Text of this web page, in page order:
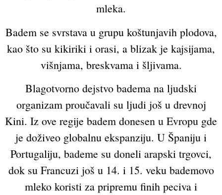
mleka.
Badem se svrstava u grupu koštunjavih plodova,
kao što su kikiriki i orasi, a blizak je kajsijama,
višnjama, breskvama i šljivama.
Blagotvorno dejstvo badema na ljudski
organizam proučavali su ljudi još u drevnoj
Kini. Iz ove regije badem donesen u Evropu gde
je doživeo globalnu ekspanziju. U Španiju i
Portugaliju, bademe su doneli arapski trgovci,
dok su Francuzi još u 14. i 15. veku bademovo
mleko koristi za pripremu finih peciva i